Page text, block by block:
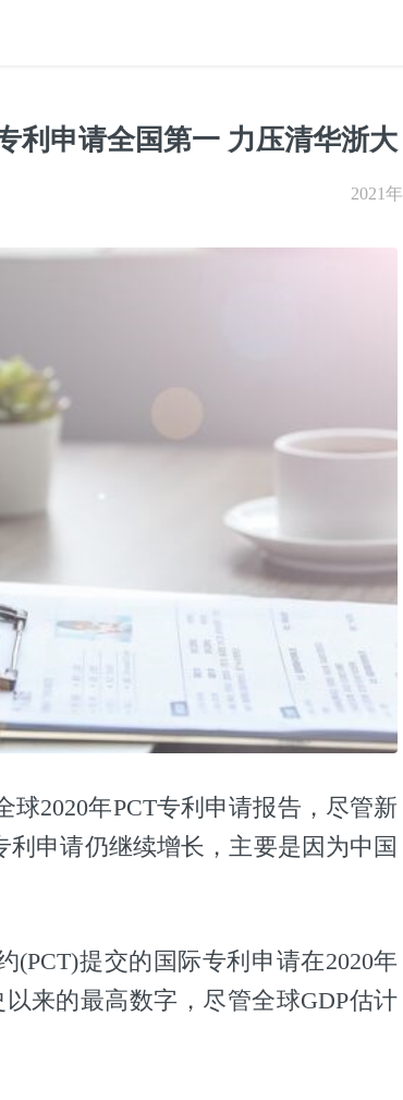
利申请全国第一 力压清华浙大
2021年
球2020年PCT专利申请报告，尽管新
申请仍继续增长，主要是因为中国
提交的国际专利申请在2020年
来的最高数字，尽管全球GDP估计